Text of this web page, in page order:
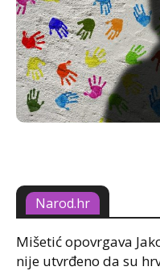
Narod.hr
Mišetić opovrgava
nije utvrđeno da su